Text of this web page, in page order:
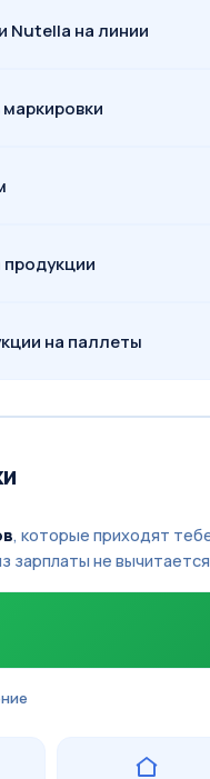
Nutella на линии
продукции
на паллеты
, которые приходят
зарплаты не